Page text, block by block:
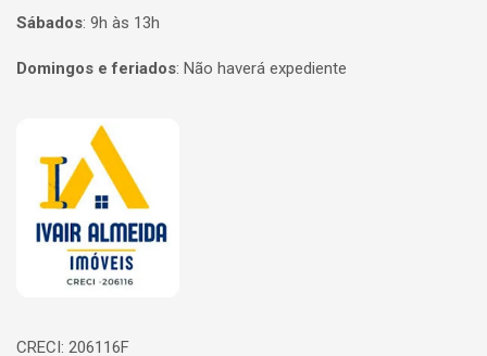
Sábados: 9h às 13h
Domingos e feriados: Não haverá expediente
Página inicial
CRECI: 206116F